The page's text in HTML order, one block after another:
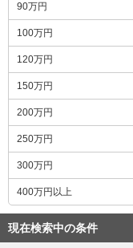
90万円
100万円
120万円
150万円
200万円
250万円
300万円
400万円 以上
現在検索中の条件